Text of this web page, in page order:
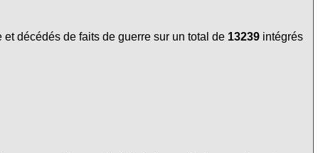
décédés de faits de guerre sur un total de 13239 intégrés